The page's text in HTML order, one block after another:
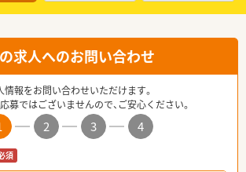
求人へのお問い合わせ
報をお問い合わせいただけます。
募ではございませんので、ご安心ください。
2 3
4
須